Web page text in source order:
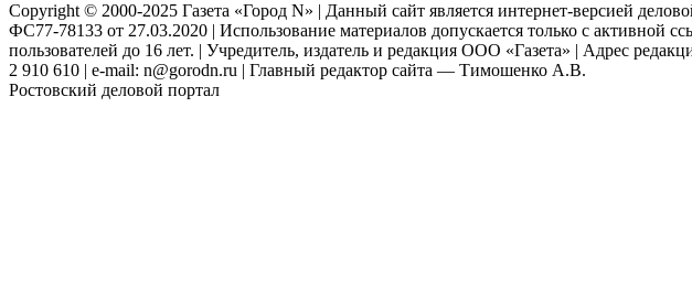
Copyright © 2000-2025 Газета «Город N» | Данный сайт является интернет-версией
ФС77-78133 от 27.03.2020 | Использование материалов допускается только с
пользователей до 16 лет. | Учредитель, издатель и редакция ООО «Газета» | Адрес
2 910 610 | e-mail: n@gorodn.ru | Главный редактор сайта — Тимошенко А.В.
Ростовский деловой портал